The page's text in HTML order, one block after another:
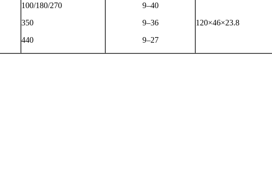
100/180/270
350
440
9–40
9–36
9–27
120×46×23.8